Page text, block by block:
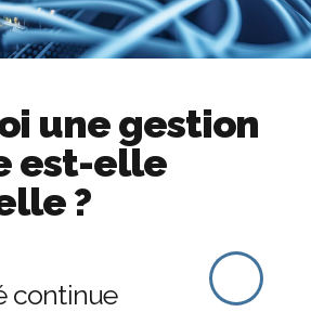
une gestion
est-elle
?
continue